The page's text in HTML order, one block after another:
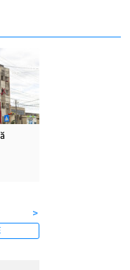
Cinemascop
la Eforie Sud cu a IX-a
>